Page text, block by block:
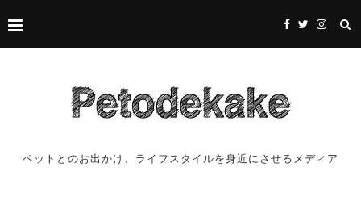
ペットとのお出かけ、ライフスタイルを身近にさせるメディア